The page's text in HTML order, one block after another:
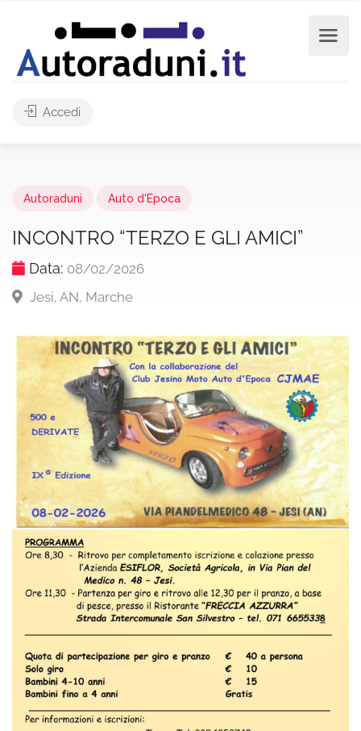
Accedi
Autoraduni Auto d'Epoca
INCONTRO “TERZO E GLI AMICI”
Data: 08/02/2026
Jesi, AN, Marche